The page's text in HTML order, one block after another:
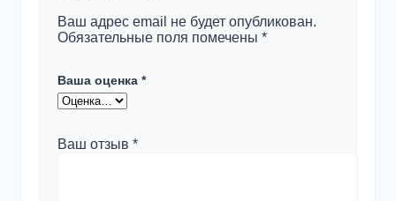
Ваш адрес email не будет опубликован.
Обязательные поля помечены *
Ваша оценка *
Ваш отзыв *